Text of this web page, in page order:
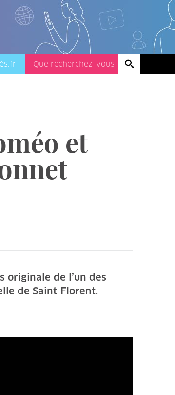
et
originale de l’un des
de Saint-Florent.